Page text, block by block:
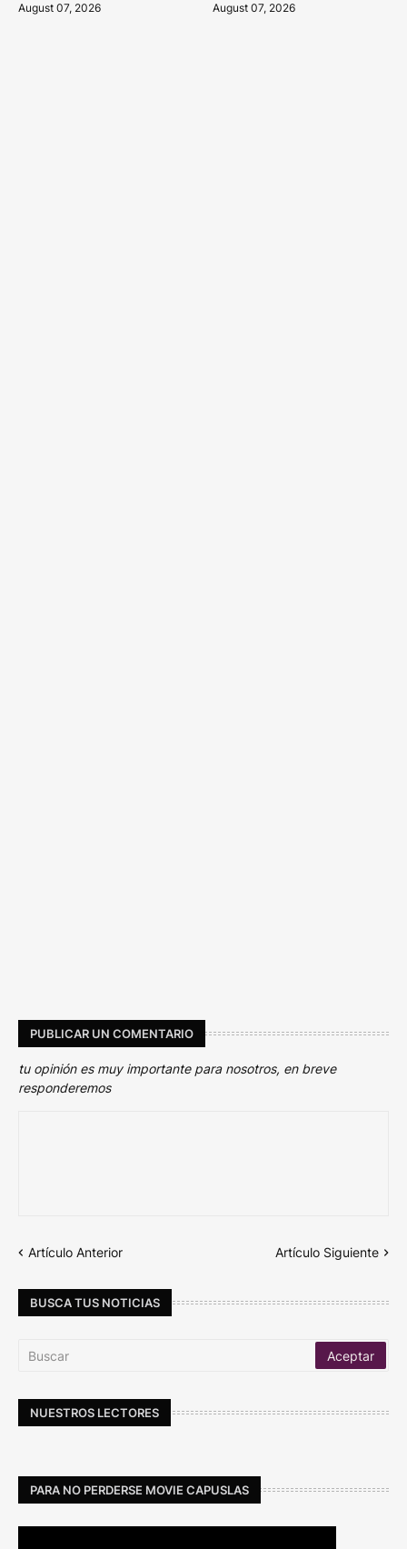
August 07, 2026 August 07, 2026
PUBLICAR UN COMENTARIO
tu opinión es muy importante para nosotros, en breve
responderemos
Artículo Anterior Artículo Siguiente
BUSCA TUS NOTICIAS
NUESTROS LECTORES
PARA NO PERDERSE MOVIE CAPUSLAS